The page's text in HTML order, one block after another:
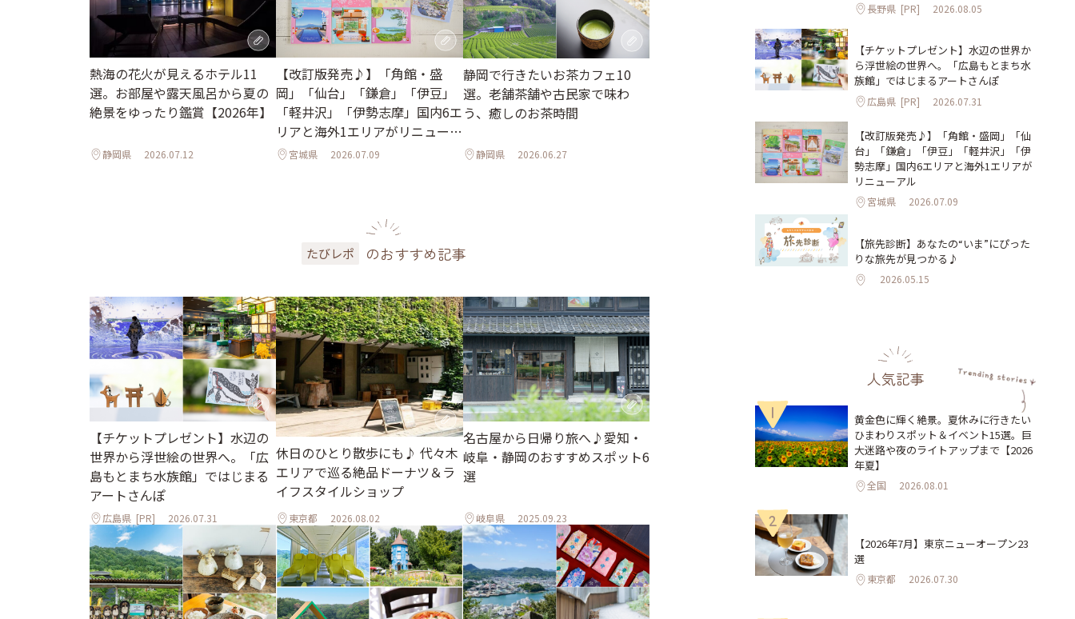
熱海の花火が見えるホテル11
選。お部屋や露天風呂から夏の
絶景をゆったり鑑賞【2026年】
静岡県 2026.07.12
【改訂版発売♪】「角館・盛
岡」「仙台」「鎌倉」「伊豆」
「軽井沢」「伊勢志摩」国内6エ
リアと海外1エリアがリニューア
ル宮城県 2026.07.09
静岡で行きたいお茶カフェ10
選。老舗茶舗や古民家で味わ
う、癒しのお茶時間
静岡県 2026.06.27
たびレポ のおすすめ記事
【チケットプレゼント】水辺の
世界から浮世絵の世界へ。「広
島もとまち水族館」ではじまる
アートさんぽ
広島県 [PR] 2026.07.31
休日のひとり散歩にも♪ 代々木
エリアで巡る絶品ドーナツ＆ラ
イフスタイルショップ
東京都 2026.08.02
名古屋から日帰り旅へ♪愛知・
岐阜・静岡のおすすめスポット6
選
岐阜県 2025.09.23
長野県 [PR] 2026.08.05
【チケットプレゼント】水辺の世界か
ら浮世絵の世界へ。「広島もとまち水
族館」ではじまるアートさんぽ
広島県 [PR] 2026.07.31
【改訂版発売♪】「角館・盛岡」「仙
台」「鎌倉」「伊豆」「軽井沢」「伊
勢志摩」国内6エリアと海外1エリアが
リニューアル
宮城県 2026.07.09
【旅先診断】あなたの“いま”にぴった
りな旅先が見つかる♪
2026.05.15
人気記事
1
黄金色に輝く絶景。夏休みに行きたい
ひまわりスポット＆イベント15選。巨
大迷路や夜のライトアップまで【2026
年夏】
全国 2026.08.01
2
【2026年7月】東京ニューオープン23
選
東京都 2026.07.30